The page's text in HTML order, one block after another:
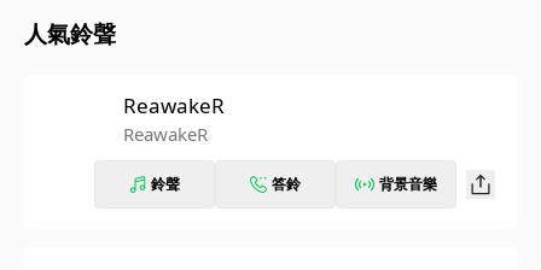
人氣鈴聲
ReawakeR
ReawakeR
鈴聲 答鈴 背景音樂